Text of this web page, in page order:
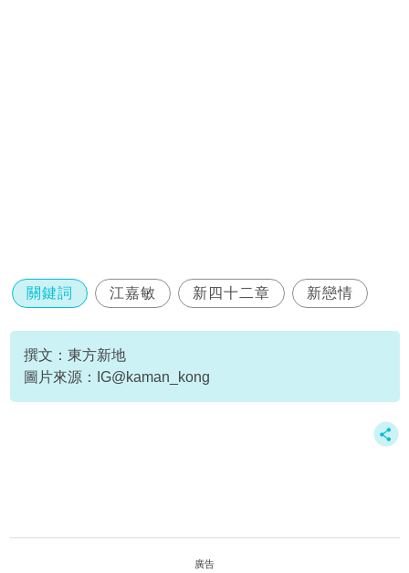
關鍵詞 江嘉敏 新四十二章 新戀情
撰文：東方新地
圖片來源：IG@kaman_kong
廣告